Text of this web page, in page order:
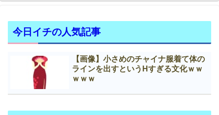
今日イチの人気記事
【画像】小さめのチャイナ服着て体の
ラインを出すというНすぎる文化ｗｗ
ｗｗｗ